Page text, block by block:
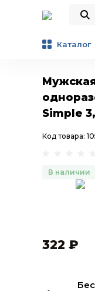
Каталог
Simple
Код товара:
В наличии
322 ₽